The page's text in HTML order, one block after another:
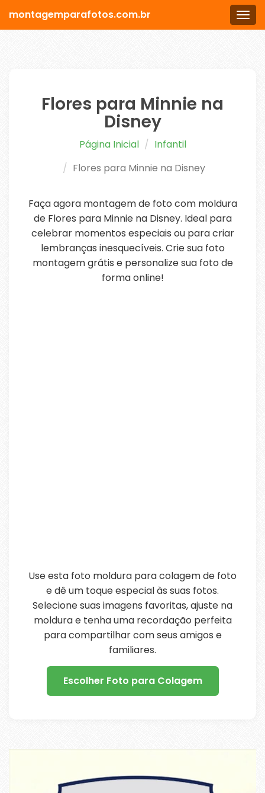
Menu
montagemparafotos.com.br
Flores para Minnie na
Disney
Página Inicial
Infantil
Flores para Minnie na Disney
Faça agora montagem de foto com moldura
de Flores para Minnie na Disney. Ideal para
celebrar momentos especiais ou para criar
lembranças inesquecíveis. Crie sua foto
montagem grátis e personalize sua foto de
forma online!
Use esta foto moldura para colagem de foto
e dê um toque especial às suas fotos.
Selecione suas imagens favoritas, ajuste na
moldura e tenha uma recordação perfeita
para compartilhar com seus amigos e
familiares.
Escolher Foto para Colagem